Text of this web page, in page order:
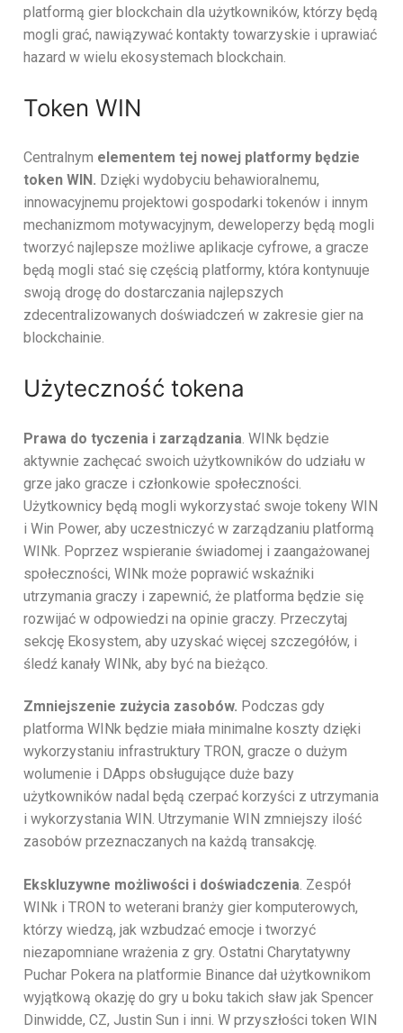
platformą gier blockchain dla użytkowników, którzy będą
mogli grać, nawiązywać kontakty towarzyskie i uprawiać
hazard w wielu ekosystemach blockchain.
Token WIN
Centralnym elementem tej nowej platformy będzie
token WIN. Dzięki wydobyciu behawioralnemu,
innowacyjnemu projektowi gospodarki tokenów i innym
mechanizmom motywacyjnym, deweloperzy będą mogli
tworzyć najlepsze możliwe aplikacje cyfrowe, a gracze
będą mogli stać się częścią platformy, która kontynuuje
swoją drogę do dostarczania najlepszych
zdecentralizowanych doświadczeń w zakresie gier na
blockchainie.
Użyteczność tokena
Prawa do tyczenia i zarządzania . WINk będzie
aktywnie zachęcać swoich użytkowników do udziału w
grze jako gracze i członkowie społeczności.
Użytkownicy będą mogli wykorzystać swoje tokeny WIN
i Win Power, aby uczestniczyć w zarządzaniu platformą
WINk. Poprzez wspieranie świadomej i zaangażowanej
społeczności, WINk może poprawić wskaźniki
utrzymania graczy i zapewnić, że platforma będzie się
rozwijać w odpowiedzi na opinie graczy. Przeczytaj
sekcję Ekosystem, aby uzyskać więcej szczegółów, i
śledź kanały WINk, aby być na bieżąco.
Zmniejszenie zużycia zasobów. Podczas gdy
platforma WINk będzie miała minimalne koszty dzięki
wykorzystaniu infrastruktury TRON, gracze o dużym
wolumenie i DApps obsługujące duże bazy
użytkowników nadal będą czerpać korzyści z utrzymania
i wykorzystania WIN. Utrzymanie WIN zmniejszy ilość
zasobów przeznaczanych na każdą transakcję.
Ekskluzywne możliwości i doświadczenia. Zespół
WINk i TRON to weterani branży gier komputerowych,
którzy wiedzą, jak wzbudzać emocje i tworzyć
niezapomniane wrażenia z gry. Ostatni Charytatywny
Puchar Pokera na platformie Binance dał użytkownikom
wyjątkową okazję do gry u boku takich sław jak Spencer
Dinwidde, CZ, Justin Sun i inni. W przyszłości token WIN